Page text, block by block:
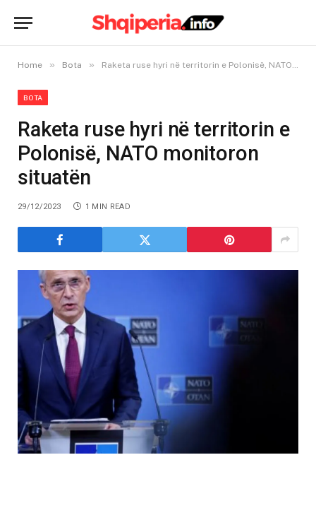
Home » Bota » Raketa ruse hyri në territorin e Polonisë, NATO monitoron situatën
BOTA
Raketa ruse hyri në territorin e
Polonisë, NATO monitoron
situatën
29/12/2023 1 MIN READ